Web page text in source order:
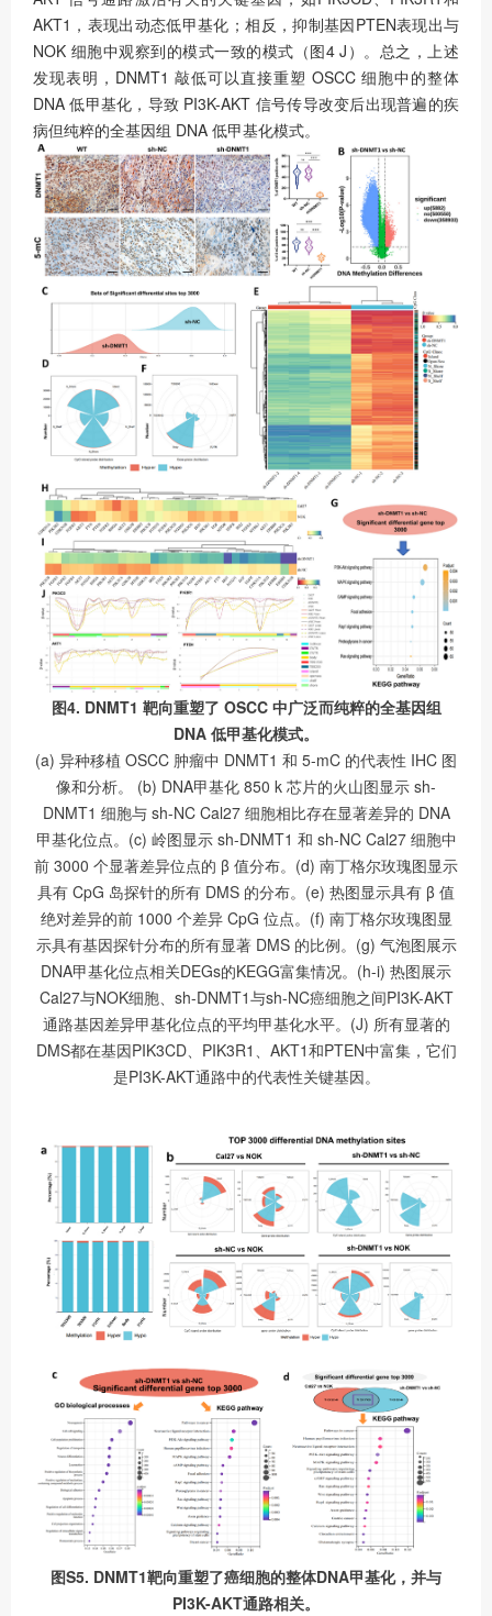
AKT1，表现出动态低甲基化；相反，抑制基因PTEN表现出与
NOK 细胞中观察到的模式一致的模式（图4 J）。总之，上述
发现表明，DNMT1 敲低可以直接重塑 OSCC 细胞中的整体
DNA 低甲基化，导致 PI3K-AKT 信号传导改变后出现普遍的疾
病但纯粹的全基因组 DNA 低甲基化模式。
图4. DNMT1 靶向重塑了 OSCC 中广泛而纯粹的全基因组
DNA 低甲基化模式。
(a) 异种移植 OSCC 肿瘤中 DNMT1 和 5-mC 的代表性 IHC 图
像和分析。 (b) DNA甲基化 850 k 芯片的火山图显示 sh-
DNMT1 细胞与 sh-NC Cal27 细胞相比存在显著差异的 DNA
甲基化位点。(c) 岭图显示 sh-DNMT1 和 sh-NC Cal27 细胞中
前 3000 个显著差异位点的 β 值分布。(d) 南丁格尔玫瑰图显示
具有 CpG 岛探针的所有 DMS 的分布。(e) 热图显示具有 β 值
绝对差异的前 1000 个差异 CpG 位点。(f) 南丁格尔玫瑰图显
示具有基因探针分布的所有显著 DMS 的比例。(g) 气泡图展示
DNA甲基化位点相关DEGs的KEGG富集情况。(h-i) 热图展示
Cal27与NOK细胞、sh-DNMT1与sh-NC癌细胞之间PI3K-AKT
通路基因差异甲基化位点的平均甲基化水平。(J) 所有显著的
DMS都在基因PIK3CD、PIK3R1、AKT1和PTEN中富集，它们
是PI3K-AKT通路中的代表性关键基因。
图S5. DNMT1靶向重塑了癌细胞的整体DNA甲基化，并与
PI3K-AKT通路相关。